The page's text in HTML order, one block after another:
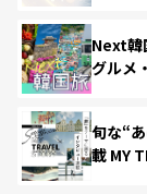
Next韓
グルメ
旬な“
載 MY